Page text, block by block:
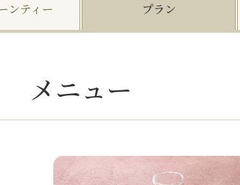
ンティー プラン
メニュー